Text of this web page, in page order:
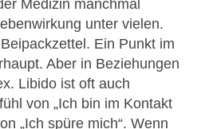
Medizin manchmal
unter vielen.
Ein Punkt im
Aber in Beziehungen
Libido ist oft auch
von „Ich bin im Kontakt
„Ich spüre mich“. Wenn